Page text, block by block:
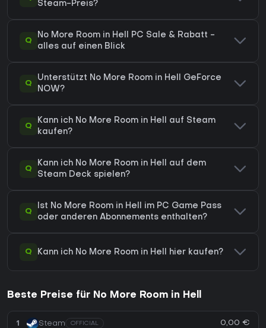
Steam-Preis?
Q
No More Room in Hell PC Sale & Rabatt -
alles auf einen Blick
Q
Unterstützt No More Room in Hell GeForce
NOW?
Q
Kann ich No More Room in Hell auf Steam
kaufen?
Q
Kann ich No More Room in Hell auf dem
Steam Deck spielen?
Q
Ist No More Room in Hell im PC Game Pass
oder anderen Abonnements enthalten?
Q Kann ich No More Room in Hell hier kaufen?
Beste Preise für No More Room in Hell
1 Steam OFFICIAL 0,00 €